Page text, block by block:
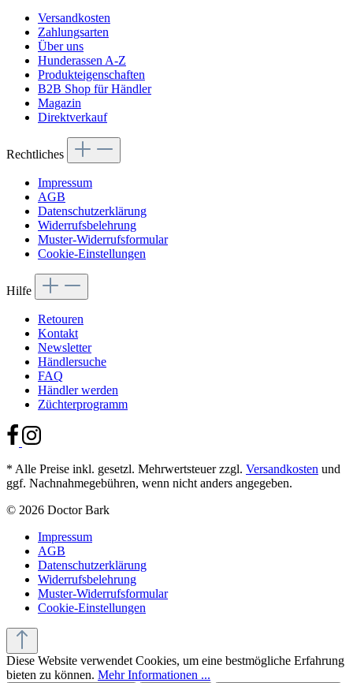
Versandkosten
Zahlungsarten
Über uns
Hunderassen A-Z
Produkteigenschaften
B2B Shop für Händler
Magazin
Direktverkauf
Rechtliches
Impressum
AGB
Datenschutzerklärung
Widerrufsbelehrung
Muster-Widerrufsformular
Cookie-Einstellungen
Hilfe
Retouren
Kontakt
Newsletter
Händlersuche
FAQ
Händler werden
Züchterprogramm
* Alle Preise inkl. gesetzl. Mehrwertsteuer zzgl. Versandkosten und
ggf. Nachnahmegebühren, wenn nicht anders angegeben.
© 2026 Doctor Bark
Impressum
AGB
Datenschutzerklärung
Widerrufsbelehrung
Muster-Widerrufsformular
Cookie-Einstellungen
Diese Website verwendet Cookies, um eine bestmögliche Erfahrung
bieten zu können. Mehr Informationen ...